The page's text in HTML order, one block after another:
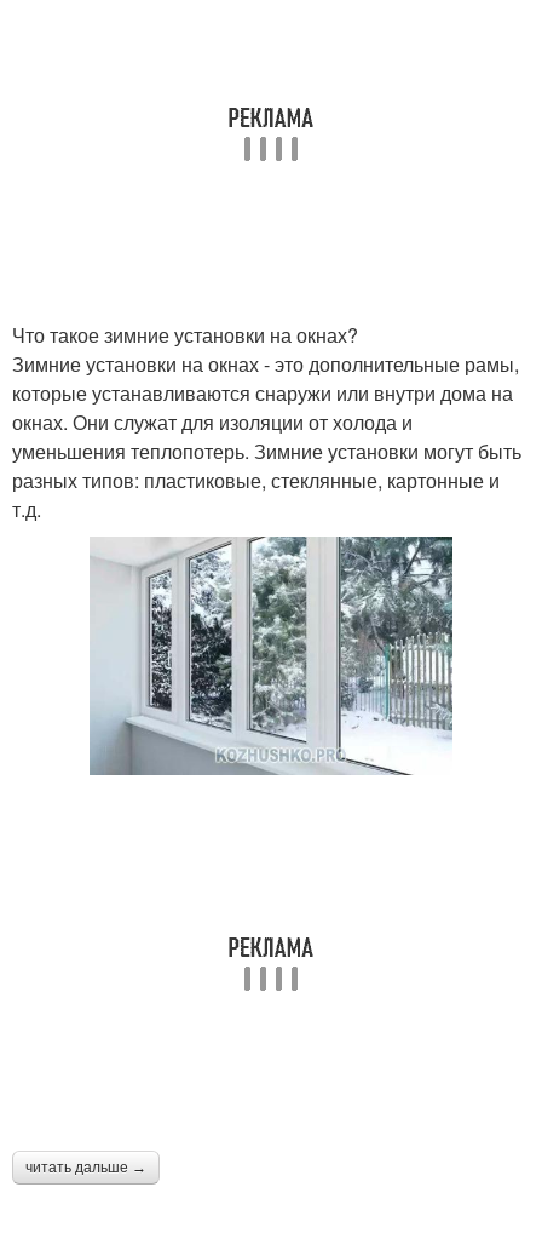
Что такое зимние установки на окнах?
Зимние установки на окнах - это дополнительные рамы,
которые устанавливаются снаружи или внутри дома на
окнах. Они служат для изоляции от холода и
уменьшения теплопотерь. Зимние установки могут быть
разных типов: пластиковые, стеклянные, картонные и
т.д.
читать дальше →